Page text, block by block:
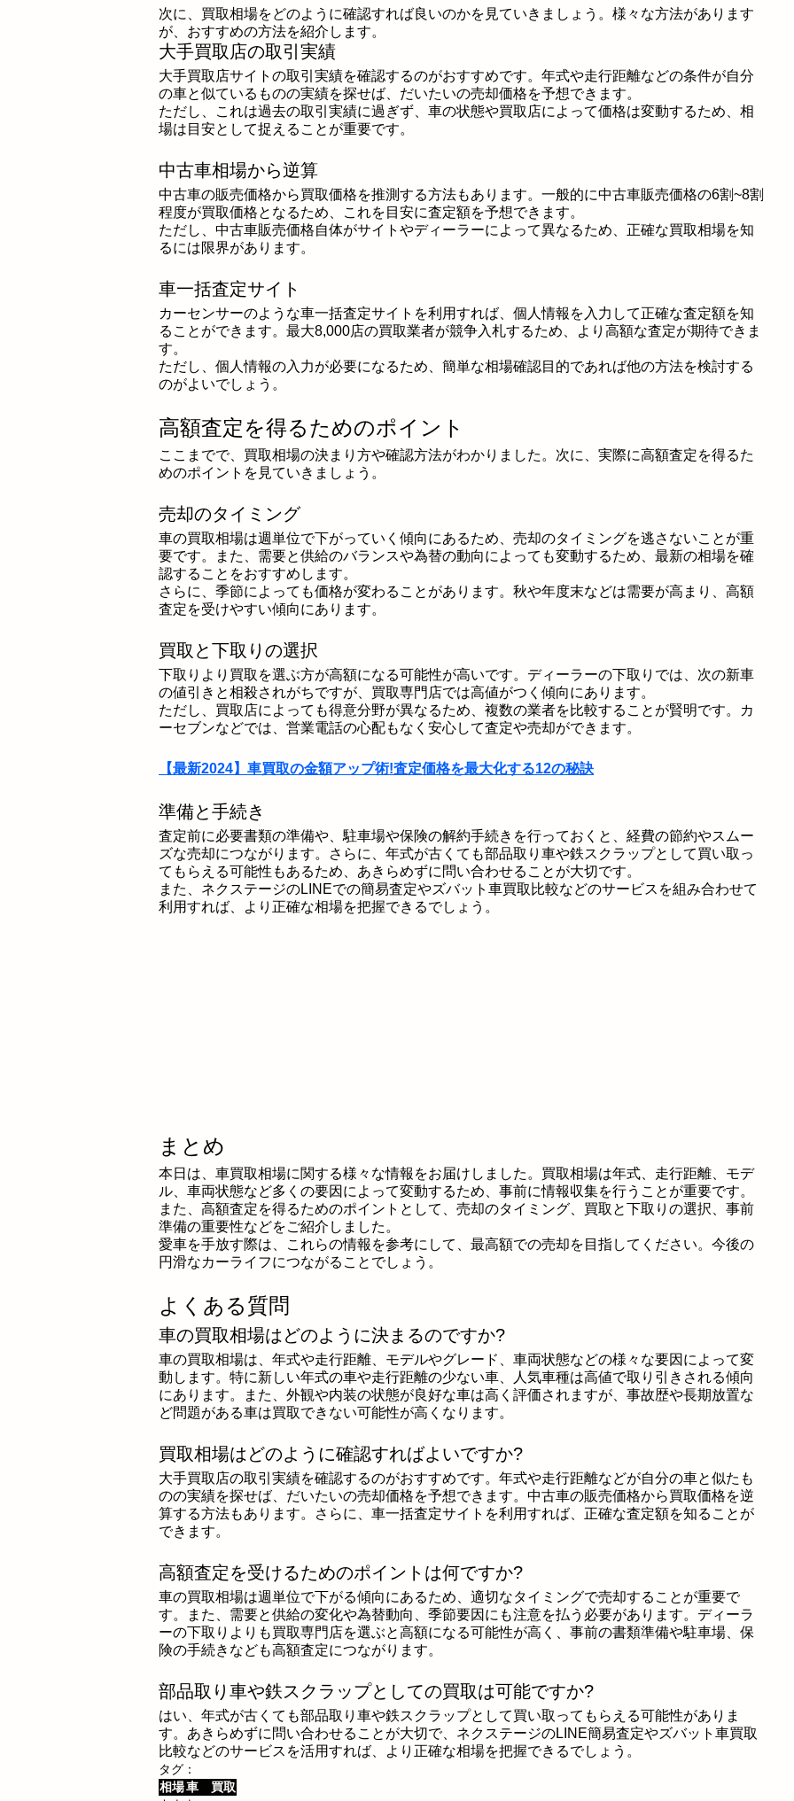
次に、買取相場をどのように確認すれば良いのかを見ていきましょう。様々な方法があります
が、おすすめの方法を紹介します。
大手買取店の取引実績
大手買取店サイトの取引実績を確認するのがおすすめです。年式や走行距離などの条件が自分
の車と似ているものの実績を探せば、だいたいの売却価格を予想できます。
ただし、これは過去の取引実績に過ぎず、車の状態や買取店によって価格は変動するため、相
場は目安として捉えることが重要です。
中古車相場から逆算
中古車の販売価格から買取価格を推測する方法もあります。一般的に中古車販売価格の6割~8割
程度が買取価格となるため、これを目安に査定額を予想できます。
ただし、中古車販売価格自体がサイトやディーラーによって異なるため、正確な買取相場を知
るには限界があります。
車一括査定サイト
カーセンサーのような車一括査定サイトを利用すれば、個人情報を入力して正確な査定額を知
ることができます。最大8,000店の買取業者が競争入札するため、より高額な査定が期待できま
す。
ただし、個人情報の入力が必要になるため、簡単な相場確認目的であれば他の方法を検討する
のがよいでしょう。
高額査定を得るためのポイント
ここまでで、買取相場の決まり方や確認方法がわかりました。次に、実際に高額査定を得るた
めのポイントを見ていきましょう。
売却のタイミング
車の買取相場は週単位で下がっていく傾向にあるため、売却のタイミングを逃さないことが重
要です。また、需要と供給のバランスや為替の動向によっても変動するため、最新の相場を確
認することをおすすめします。
さらに、季節によっても価格が変わることがあります。秋や年度末などは需要が高まり、高額
査定を受けやすい傾向にあります。
買取と下取りの選択
下取りより買取を選ぶ方が高額になる可能性が高いです。ディーラーの下取りでは、次の新車
の値引きと相殺されがちですが、買取専門店では高値がつく傾向にあります。
ただし、買取店によっても得意分野が異なるため、複数の業者を比較することが賢明です。カ
ーセブンなどでは、営業電話の心配もなく安心して査定や売却ができます。
【最新2024】車買取の金額アップ術!査定価格を最大化する12の秘訣
準備と手続き
査定前に必要書類の準備や、駐車場や保険の解約手続きを行っておくと、経費の節約やスムー
ズな売却につながります。さらに、年式が古くても部品取り車や鉄スクラップとして買い取っ
てもらえる可能性もあるため、あきらめずに問い合わせることが大切です。
また、ネクステージのLINEでの簡易査定やズバット車買取比較などのサービスを組み合わせて
利用すれば、より正確な相場を把握できるでしょう。
まとめ
本日は、車買取相場に関する様々な情報をお届けしました。買取相場は年式、走行距離、モデ
ル、車両状態など多くの要因によって変動するため、事前に情報収集を行うことが重要です。
また、高額査定を得るためのポイントとして、売却のタイミング、買取と下取りの選択、事前
準備の重要性などをご紹介しました。
愛車を手放す際は、これらの情報を参考にして、最高額での売却を目指してください。今後の
円滑なカーライフにつながることでしょう。
よくある質問
車の買取相場はどのように決まるのですか?
車の買取相場は、年式や走行距離、モデルやグレード、車両状態などの様々な要因によって変
動します。特に新しい年式の車や走行距離の少ない車、人気車種は高値で取り引きされる傾向
にあります。また、外観や内装の状態が良好な車は高く評価されますが、事故歴や長期放置な
ど問題がある車は買取できない可能性が高くなります。
買取相場はどのように確認すればよいですか?
大手買取店の取引実績を確認するのがおすすめです。年式や走行距離などが自分の車と似たも
のの実績を探せば、だいたいの売却価格を予想できます。中古車の販売価格から買取価格を逆
算する方法もあります。さらに、車一括査定サイトを利用すれば、正確な査定額を知ることが
できます。
高額査定を受けるためのポイントは何ですか?
車の買取相場は週単位で下がる傾向にあるため、適切なタイミングで売却することが重要で
す。また、需要と供給の変化や為替動向、季節要因にも注意を払う必要があります。ディーラ
ーの下取りよりも買取専門店を選ぶと高額になる可能性が高く、事前の書類準備や駐車場、保
険の手続きなども高額査定につながります。
部品取り車や鉄スクラップとしての買取は可能ですか?
はい、年式が古くても部品取り車や鉄スクラップとして買い取ってもらえる可能性がありま
す。あきらめずに問い合わせることが大切で、ネクステージのLINE簡易査定やズバット車買取
比較などのサービスを活用すれば、より正確な相場を把握できるでしょう。
タグ：
相場車 買取